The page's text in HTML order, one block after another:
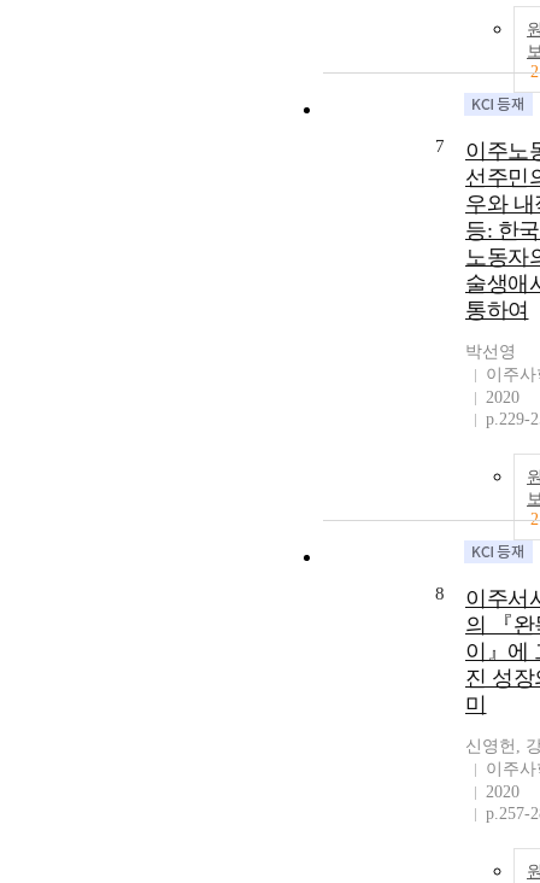
2
7
이주노
선주민
우와 내
등: 한
노동자
술생애
통하여
박선영
이주
2020
p.229-
2
8
이주서
의 『완
이』에
진 성장
미
신영헌,
이주
2020
p.257-